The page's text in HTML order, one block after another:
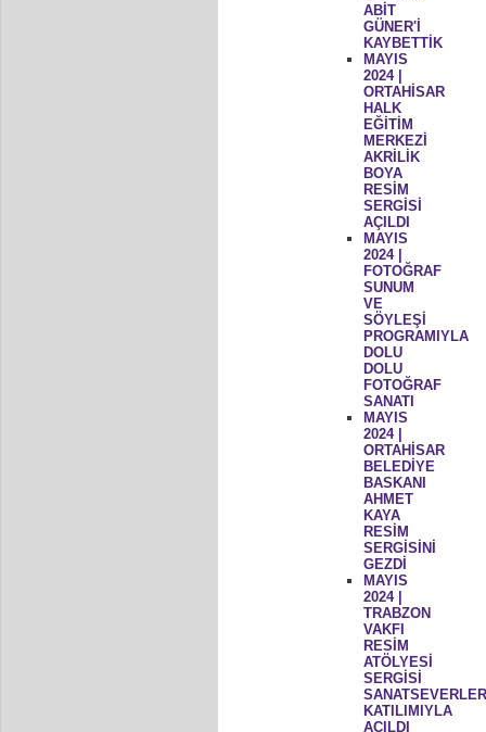
ABİT
GÜNER'İ
KAYBETTİK
MAYIS
2024 |
ORTAHİSAR
HALK
EĞİTİM
MERKEZİ
AKRİLİK
BOYA
RESİM
SERGİSİ
AÇILDI
MAYIS
2024 |
FOTOĞRAF
SUNUM
VE
SÖYLEŞİ
PROGRAMIYLA
DOLU
DOLU
FOTOĞRAF
SANATI
MAYIS
2024 |
ORTAHİSAR
BELEDİYE
BASKANI
AHMET
KAYA
RESİM
SERGİSİNİ
GEZDİ
MAYIS
2024 |
TRABZON
VAKFI
RESİM
ATÖLYESİ
SERGİSİ
KATILIMIYLA
ACILDI